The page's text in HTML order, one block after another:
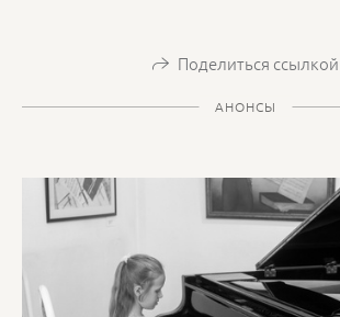
Поделиться ссылкой
АНОНСЫ